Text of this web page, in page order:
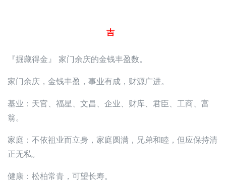
吉
『掘藏得金』 家门余庆的金钱丰盈数。
家门余庆，金钱丰盈，事业有成，财源广进。
基业：天官、福星、文昌、企业、财库、君臣、工商、富
翁。
家庭：不依祖业而立身，家庭圆满，兄弟和睦，但应保持清
正无私。
健康：松柏常青，可望长寿。